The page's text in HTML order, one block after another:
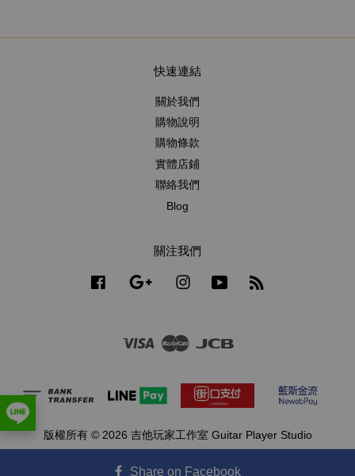
快速連結
關於我們
購物說明
購物條款
實體店鋪
聯絡我們
Blog
關注我們
Facebook Google InstagramYouTube
Visa Master
版權所有 © 2026 吉他玩家工作室 Guitar Player Studio
Share on Facebook